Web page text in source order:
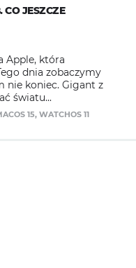
JESZCZE
Apple, która
dnia zobaczymy
nie koniec. Gigant z
światu...
15, WATCHOS 11